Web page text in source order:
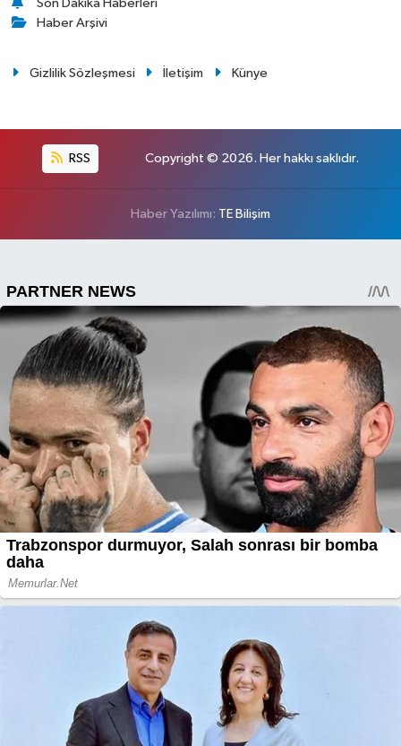
Son Dakika Haberleri
Haber Arşivi
Gizlilik Sözleşmesi İletişim Künye
RSS Copyright © 2026. Her hakkı saklıdır.
Haber Yazılımı: TE Bilişim